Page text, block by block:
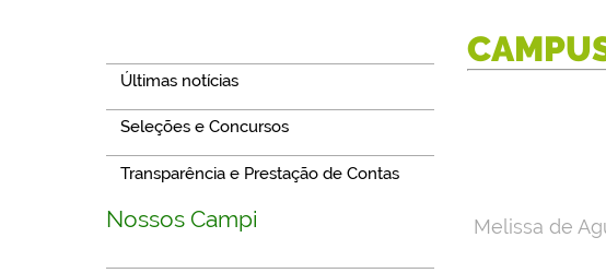
Últimas notícias
Seleções e Concursos
Transparência e Prestação de Contas
Nossos Campi
Melissa de